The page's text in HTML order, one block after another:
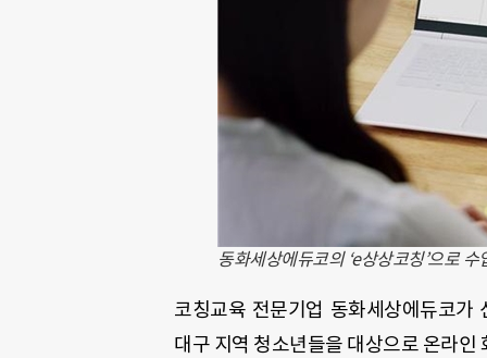
동화세상에듀코의 ‘e상상코칭’으로
코칭교육 전문기업 동화세상에듀코
대구 지역 청소년들을 대상으로 온라인